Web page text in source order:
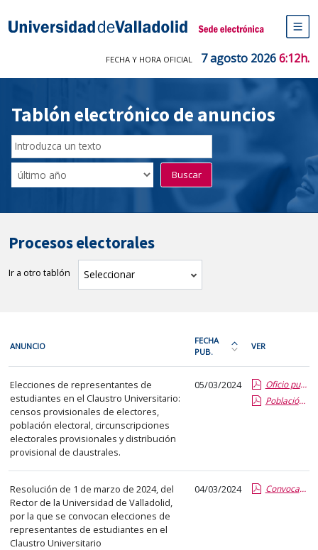
Sede electrónica Universidad de
de
FECHA Y HORA OFICIAL 7 agosto 20266:12h.
Tablón electrónico de anuncios
Buscador
del
Tablón
Filtro
de
Buscar
Procesos electorales
Ir a otro tablón Seleccionar tablón
cada
fila
de
la
siguiente
tabla
encontrará
los
anuncios
del
tablón
seleccionado
electorales
ANUNCIO
FECHA
PUB.
Ordena
la
tabla
por
más
reciente
VER
Elecciones de representantes de
estudiantes en el Claustro Universitario:
censos provisionales de electores,
población electoral, circunscripciones
electorales provisionales y distribución
provisional de claustrales.
05/03/2024
Oficio publicación censos provisionales en Mi Portal UVa..pdf
Población de electores y circunscripciones provisionales.pdf
Resolución de 1 de marzo de 2024, del
Rector de la Universidad de Valladolid,
por la que se convocan elecciones de
representantes de estudiantes en el
Claustro Universitario
04/03/2024 Convocatoria elecciones.pdf